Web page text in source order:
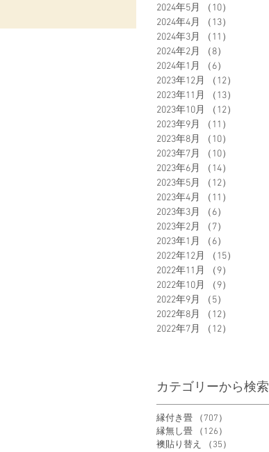
2024年5月
（10）
2024年4月
（13）
2024年3月
（11）
2024年2月
（8）
2024年1月
（6）
2023年12月
（12）
2023年11月
（13）
2023年10月
（12）
2023年9月
（11）
2023年8月
（10）
2023年7月
（10）
2023年6月
（14）
2023年5月
（12）
2023年4月
（11）
2023年3月
（6）
2023年2月
（7）
2023年1月
（6）
2022年12月
（15）
2022年11月
（9）
2022年10月
（9）
2022年9月
（5）
2022年8月
（12）
2022年7月
（12）
カテゴリーから検索
縁付き畳 （707）
縁無し畳
（126）
襖貼り替え
（35）